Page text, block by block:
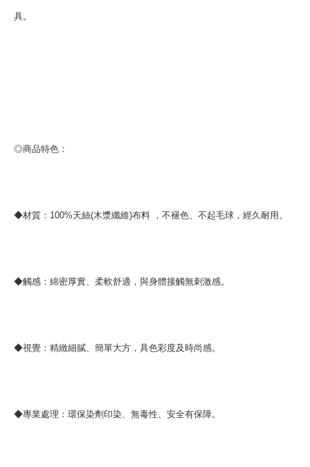
具。
◎商品特色：
◆材質：100%天絲(木漿纖維)布料 ，不褪色、不起毛球，經久耐用。
◆觸感：綿密厚實、柔軟舒適，與身體接觸無刺激感。
◆視覺：精緻細膩、簡單大方，具色彩度及時尚感。
◆專業處理：環保染劑印染、無毒性、安全有保障。